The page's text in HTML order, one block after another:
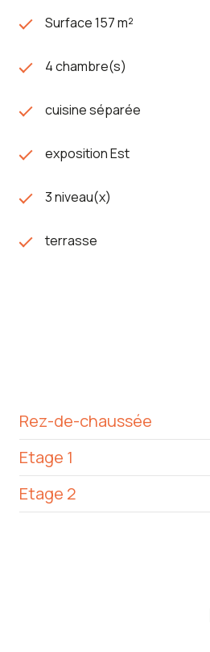
Surface 157 m²
4 chambre(s)
cuisine séparée
exposition Est
3 niveau(x)
terrasse
Rez-de-chaussée
salon/sejour
entrée
Etage 1
cuisine
Etage 2